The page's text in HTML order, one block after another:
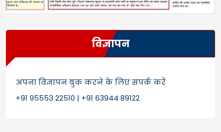
विज्ञापन
अपना विज्ञापन बुक करने के लिए संपर्क करें
+91 95553 22510 | +91 63944 89122